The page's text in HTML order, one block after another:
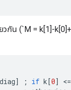
กัน (`M = k[1]-
] ; if k[0] <=